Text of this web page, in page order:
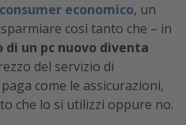
economico, un
così tanto che – in
di un pc nuovo diventa
del servizio di
come le assicurazioni,
che lo si utilizzi oppure no.